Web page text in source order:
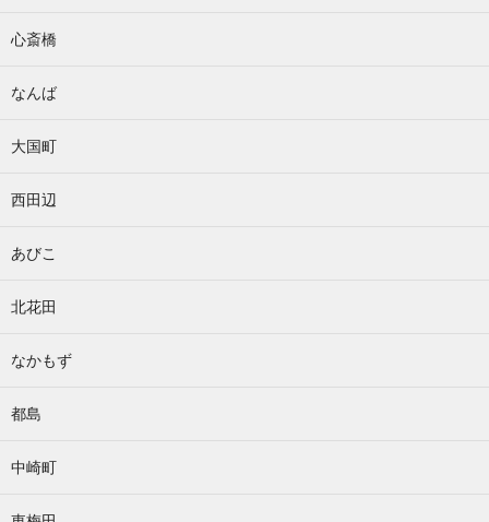
心斎橋
なんば
大国町
西田辺
あびこ
北花田
なかもず
都島
中崎町